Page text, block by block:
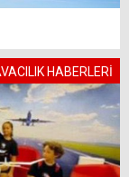
HABERLERİ